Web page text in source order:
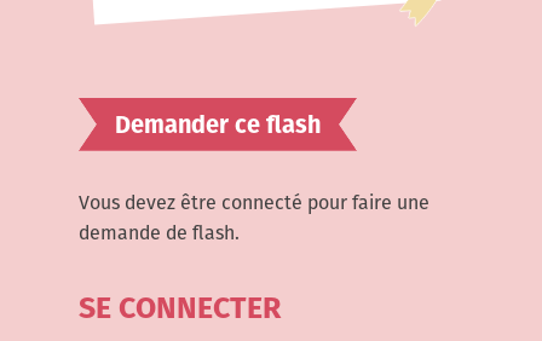
Demander ce flash
Vous devez être connecté pour faire une
demande de flash.
SE CONNECTER